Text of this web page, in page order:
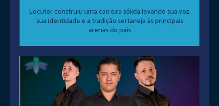
Locutor construiu uma carreira sólida levando sua voz,
sua identidade e a tradição sertaneja às principais
arenas do país